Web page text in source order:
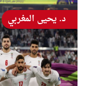
د. يحيى المغربي